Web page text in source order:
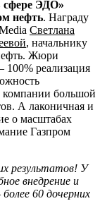
сфере ЭДО»
нефть. Награду
Светлана
, начальнику
Жюри
реализация
компании большой
А лаконичная и
о масштабах
Газпром
результатов! У
внедрение и
60 дочерних